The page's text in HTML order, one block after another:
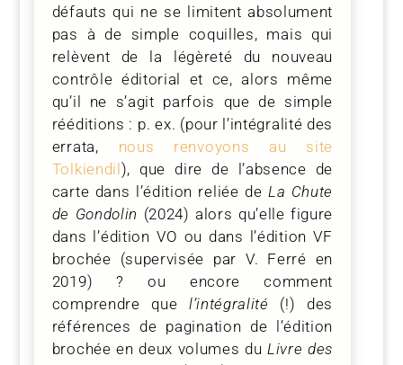
défauts qui ne se limitent absolument
pas à de simple coquilles, mais qui
relèvent de la légèreté du nouveau
contrôle éditorial et ce, alors même
qu’il ne s’agit parfois que de simple
rééditions : p. ex. (pour l’intégralité des
errata, nous renvoyons au site
Tolkiendil ), que dire de l’absence de
carte dans l’édition reliée de La Chute
de Gondolin (2024) alors qu’elle figure
dans l’édition VO ou dans l’édition VF
brochée (supervisée par V. Ferré en
2019) ? ou encore comment
comprendre que l’intégralité (!) des
références de pagination de l’édition
brochée en deux volumes duLivre des